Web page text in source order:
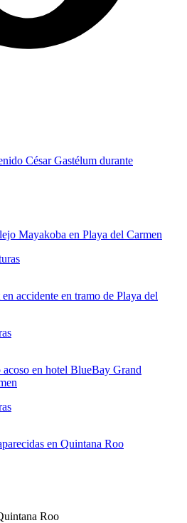
César Gastélum durante
Mayakoba en Playa del Carmen
accidente en tramo de Playa del
en hotel BlueBay Grand
en Quintana Roo
Roo